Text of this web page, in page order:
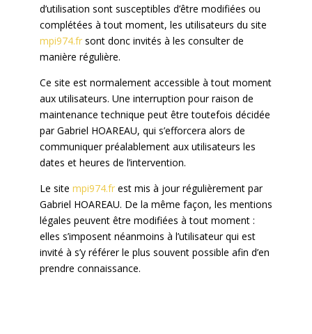
d’utilisation sont susceptibles d’être modifiées ou
complétées à tout moment, les utilisateurs du site
mpi974.fr sont donc invités à les consulter de
manière régulière.
Ce site est normalement accessible à tout moment
aux utilisateurs. Une interruption pour raison de
maintenance technique peut être toutefois décidée
par Gabriel HOAREAU, qui s’efforcera alors de
communiquer préalablement aux utilisateurs les
dates et heures de l’intervention.
Le site mpi974.fr est mis à jour régulièrement par
Gabriel HOAREAU. De la même façon, les mentions
légales peuvent être modifiées à tout moment :
elles s’imposent néanmoins à l’utilisateur qui est
invité à s’y référer le plus souvent possible afin d’en
prendre connaissance.